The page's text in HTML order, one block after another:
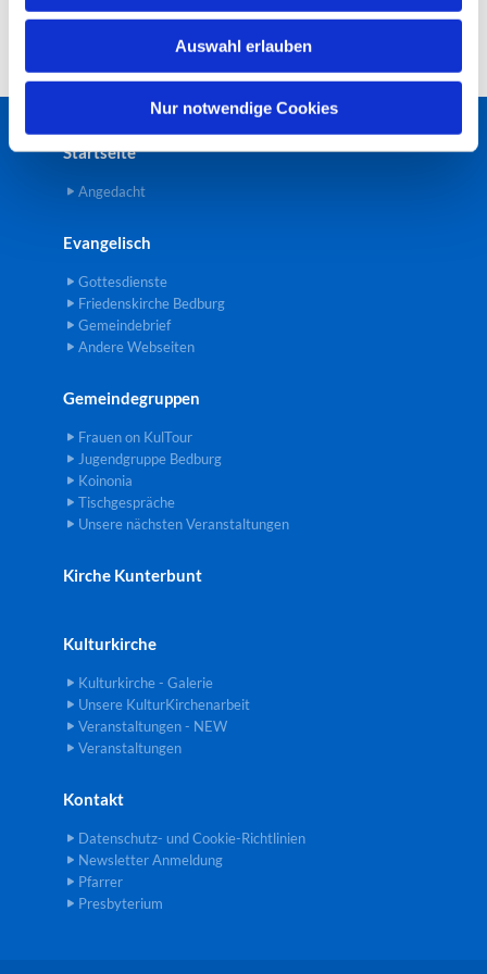
l
Auswahl erlauben
Nur notwendige Cookies
Startseite
Angedacht
Evangelisch
Gottesdienste
Friedenskirche Bedburg
Gemeindebrief
Andere Webseiten
Gemeindegruppen
Frauen on KulTour
Jugendgruppe Bedburg
Koinonia
Tischgespräche
Unsere nächsten Veranstaltungen
Kirche Kunterbunt
Kulturkirche
Kulturkirche - Galerie
Unsere KulturKirchenarbeit
Veranstaltungen - NEW
Veranstaltungen
Kontakt
Datenschutz- und Cookie-Richtlinien
Newsletter Anmeldung
Pfarrer
Presbyterium